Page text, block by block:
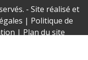
- Site réalisé et
| Politique de
| Plan du site